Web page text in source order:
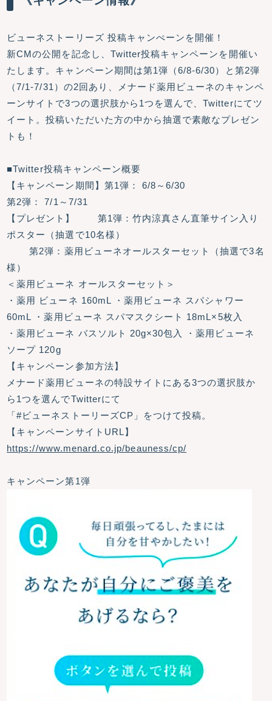
ビューネストーリーズ 投稿キャンぺーンを開催！
新CMの公開を記念し、Twitter投稿キャンペーンを開催い
たします。キャンペーン期間は第1弾（6/8-6/30）と第2弾
（7/1-7/31）の2回あり、メナード薬用ビューネのキャンペ
ーンサイトで3つの選択肢から1つを選んで、Twitterにてツ
イート。投稿いただいた方の中から抽選で素敵なプレゼン
トも！
■Twitter投稿キャンペーン概要
【キャンペーン期間】第1弾： 6/8～6/30
第2弾： 7/1～7/31
【プレゼント】 第1弾：竹内涼真さん直筆サイン入り
ポスター（抽選で10名様）
第2弾：薬用ビューネオールスターセット（抽選で3名
様）
＜薬用ビューネ オールスターセット＞
・薬用 ビューネ 160mL ・薬用ビューネ スパシャワー
60mL ・薬用ビューネ スパマスクシート 18mL×5枚入
・薬用ビューネ バスソルト 20g×30包入 ・薬用ビューネ
ソープ 120g
【キャンペーン参加方法】
メナード薬用ビューネの特設サイトにある3つの選択肢か
ら1つを選んでTwitterにて
「#ビューネストーリーズCP」をつけて投稿。
【キャンペーンサイトURL】
https://www.menard.co.jp/beauness/cp/
キャンペーン第1弾